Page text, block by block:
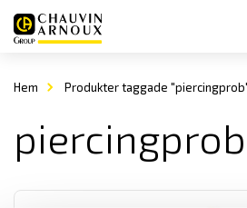
Hem Produkter taggade
piercingprob